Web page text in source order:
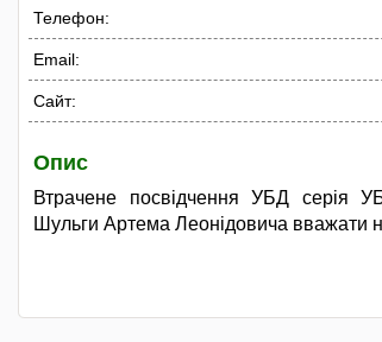
Телефон:
Email:
Сайт:
Опис
Втрачене посвідчення УБД
Шульги Артема Леонідовича вважати